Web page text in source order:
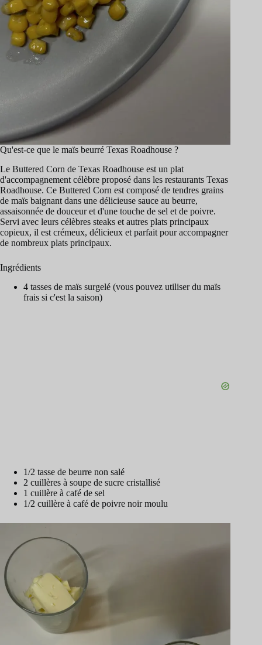
Qu'est-ce que le maïs beurré Texas Roadhouse ?
Le Buttered Corn de Texas Roadhouse est un plat
d'accompagnement célèbre proposé dans les restaurants Texas
Roadhouse. Ce Buttered Corn est composé de tendres grains
de maïs baignant dans une délicieuse sauce au beurre,
assaisonnée de douceur et d'une touche de sel et de poivre.
Servi avec leurs célèbres steaks et autres plats principaux
copieux, il est crémeux, délicieux et parfait pour accompagner
de nombreux plats principaux.
Ingrédients
4 tasses de maïs surgelé (vous pouvez utiliser du maïs
frais si c'est la saison)
1/2 tasse de beurre non salé
2 cuillères à soupe de sucre cristallisé
1 cuillère à café de sel
1/2 cuillère à café de poivre noir moulu